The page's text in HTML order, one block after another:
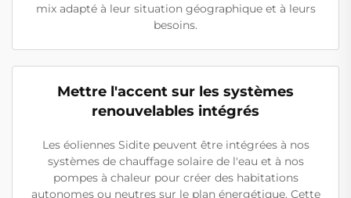
mix adapté à leur situation géographique et à leurs
besoins.
Mettre l'accent sur les systèmes
renouvelables intégrés
Les éoliennes Sidite peuvent être intégrées à nos
systèmes de chauffage solaire de l'eau et à nos
pompes à chaleur pour créer des habitations
autonomes ou neutres sur le plan énergétique. Cette